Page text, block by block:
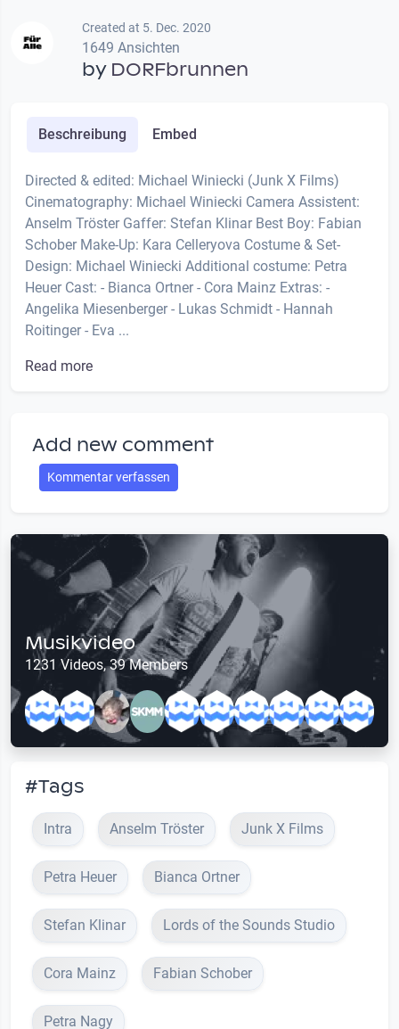
Created at 5. Dec. 2020
1649 Ansichten
by DORFbrunnen
Beschreibung Embed
Directed & edited: Michael Winiecki (Junk X Films)
Cinematography: Michael Winiecki Camera Assistent:
Anselm Tröster Gaffer: Stefan Klinar Best Boy: Fabian
Schober Make-Up: Kara Celleryova Costume & Set-
Design: Michael Winiecki Additional costume: Petra
Heuer Cast: - Bianca Ortner - Cora Mainz Extras: -
Angelika Miesenberger - Lukas Schmidt - Hannah
Roitinger - Eva ...
Read more
Add new comment
Kommentar verfassen
Musikvideo
1231 Videos, 39 Members
#Tags
Intra Anselm Tröster Junk X Films
Petra Heuer Bianca Ortner
Stefan Klinar Lords of the Sounds Studio
Cora Mainz Fabian Schober
Petra Nagy